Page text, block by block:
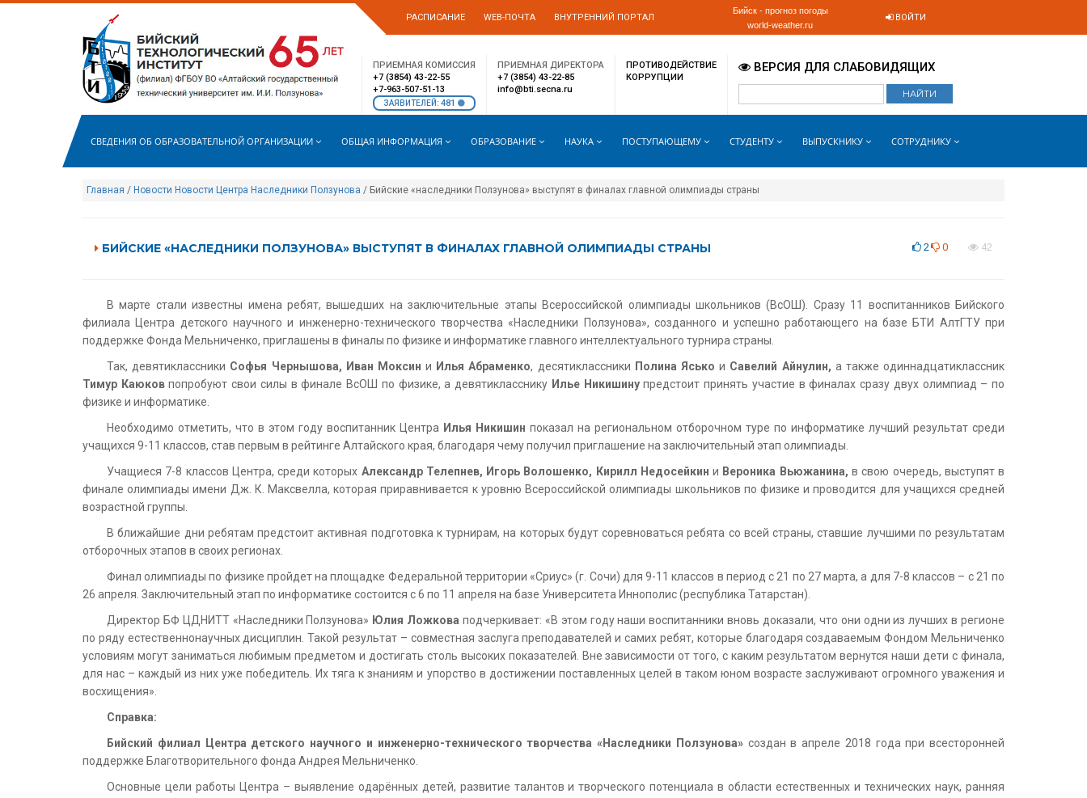
РАСПИСАНИЕ WEB-ПОЧТА ВНУТРЕННИЙ ПОРТАЛ
Бийск - прогноз погоды
world-weather.ru
ВОЙТИ
ПРИЕМНАЯ КОМИССИЯ
+7 (3854) 43-22-55
+7-963-507-51-13
ЗАЯВИТЕЛЕЙ: 481
ПРИЕМНАЯ ДИРЕКТОРА
+7 (3854) 43-22-85
info@bti.secna.ru
ПРОТИВОДЕЙСТВИЕ
КОРРУПЦИИ
ВЕРСИЯ ДЛЯ СЛАБОВИДЯЩИХ
СВЕДЕНИЯ ОБ ОБРАЗОВАТЕЛЬНОЙ ОРГАНИЗАЦИИ ОБЩАЯ ИНФОРМАЦИЯ ОБРАЗОВАНИЕ НАУКА ПОСТУПАЮЩЕМУ СТУДЕНТУ ВЫПУСКНИКУ СОТРУДНИКУ
Главная / Новости Новости Центра Наследники Ползунова / Бийские «наследники Ползунова» выступят в финалах главной олимпиады страны
БИЙСКИЕ «НАСЛЕДНИКИ ПОЛЗУНОВА» ВЫСТУПЯТ В ФИНАЛАХ ГЛАВНОЙ ОЛИМПИАДЫ СТРАНЫ 2 0 42
В марте стали известны имена ребят, вышедших на заключительные этапы Всероссийской олимпиады школьников (ВсОШ). Сразу 11 воспитанников Бийского
филиала Центра детского научного и инженерно-технического творчества «Наследники Ползунова», созданного и успешно работающего на базе БТИ АлтГТУ при
поддержке Фонда Мельниченко, приглашены в финалы по физике и информатике главного интеллектуального турнира страны.
Так, девятиклассники Софья Чернышова, Иван Моксини Илья Абраменко, десятиклассники Полина Яськои Савелий Айнулин, а также одиннадцатиклассник
Тимур Каюковпопробуют свои силы в финале ВсОШ по физике, а девятикласснику Илье Никишинупредстоит принять участие в финалах сразу двух олимпиад – по
физике и информатике.
Необходимо отметить, что в этом году воспитанник Центра Илья Никишин показал на региональном отборочном туре по информатике лучший результат среди
учащихся 9-11 классов, став первым в рейтинге Алтайского края, благодаря чему получил приглашение на заключительный этап олимпиады.
Учащиеся 7-8 классов Центра, среди которых Александр Телепнев, Игорь Волошенко, Кирилл Недосейкини Вероника Вьюжанина, в свою очередь, выступят в
финале олимпиады имени Дж. К. Максвелла, которая приравнивается к уровню Всероссийской олимпиады школьников по физике и проводится для учащихся средней
возрастной группы.
В ближайшие дни ребятам предстоит активная подготовка к турнирам, на которых будут соревноваться ребята со всей страны, ставшие лучшими по результатам
отборочных этапов в своих регионах.
Финал олимпиады по физике пройдет на площадке Федеральной территории «Сриус» (г. Сочи) для 9-11 классов в период с 21 по 27 марта, а для 7-8 классов – с 21 по
26 апреля. Заключительный этап по информатике состоится с 6 по 11 апреля на базе Университета Иннополис (республика Татарстан).
Директор БФ ЦДНИТТ «Наследники Ползунова» Юлия Ложкова подчеркивает: «В этом году наши воспитанники вновь доказали, что они одни из лучших в регионе
по ряду естественнонаучных дисциплин. Такой результат – совместная заслуга преподавателей и самих ребят, которые благодаря создаваемым Фондом Мельниченко
условиям могут заниматься любимым предметом и достигать столь высоких показателей. Вне зависимости от того, с каким результатом вернутся наши дети с финала,
для нас – каждый из них уже победитель. Их тяга к знаниям и упорство в достижении поставленных целей в таком юном возрасте заслуживают огромного уважения и
восхищения».
Справка:
Бийский филиал Центра детского научного и инженерно-технического творчества «Наследники Ползунова» создан в апреле 2018 года при всесторонней
поддержке Благотворительного фонда Андрея Мельниченко.
Основные цели работы Центра – выявление одарённых детей, развитие талантов и творческого потенциала в области естественных и технических наук, ранняя